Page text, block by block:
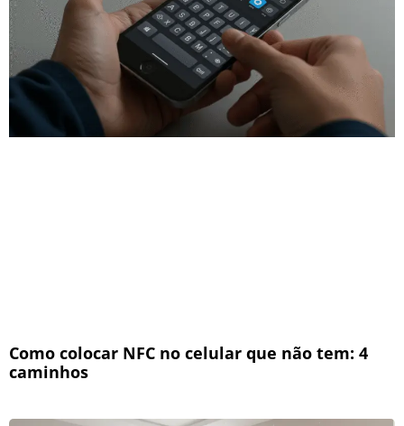
Como colocar NFC no celular que não tem: 4
caminhos